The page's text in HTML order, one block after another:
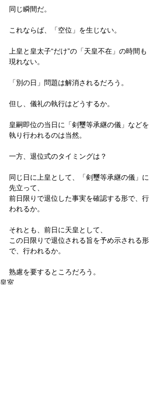
同じ瞬間だ。
これならば、「空位」を生じない。
上皇と皇太子“だけ”の「天皇不在」の時間も
現れない。
「別の日」問題は解消されるだろう。
但し、儀礼の執行はどうするか。
皇嗣即位の当日に「剣璽等承継の儀」などを
執り行われるのは当然。
一方、退位式のタイミングは？
同じ日に上皇として、「剣璽等承継の儀」に
先立って、
前日限りで退位した事実を確認する形で、行
われるか。
それとも、前日に天皇として、
この日限りで退位される旨を予め示される形
で、行われるか。
熟慮を要するところだろう。
皇室